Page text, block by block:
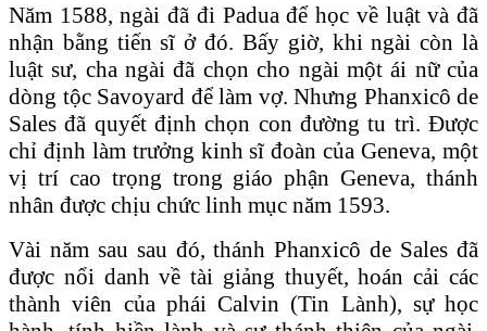
Năm 1588, ngài đã đi Padua để học về luật và đã
nhận bằng tiến sĩ ở đó. Bấy giờ, khi ngài còn là
luật sư, cha ngài đã chọn cho ngài một ái nữ của
dòng tộc Savoyard để làm vợ. Nhưng Phanxicô de
Sales đã quyết định chọn con đường tu trì. Được
chỉ định làm trưởng kinh sĩ đoàn của Geneva, một
vị trí cao trọng trong giáo phận Geneva, thánh
nhân được chịu chức linh mục năm 1593.
Vài năm sau sau đó, thánh Phanxicô de Sales đã
được nổi danh về tài giảng thuyết, hoán cải các
thành viên của phái Calvin (Tin Lành), sự học